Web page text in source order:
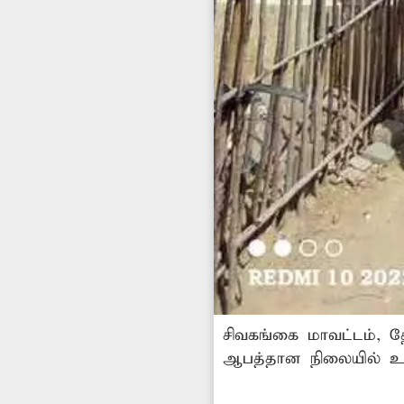
சிவகங்கை மாவட்டம்,
ஆபத்தான நிலையில்
வாகனஓட்டிகள்